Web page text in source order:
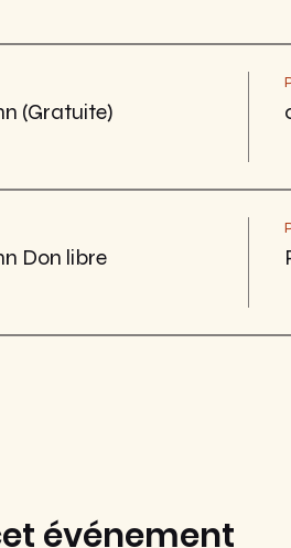
(Gratuite)
Don libre
événement